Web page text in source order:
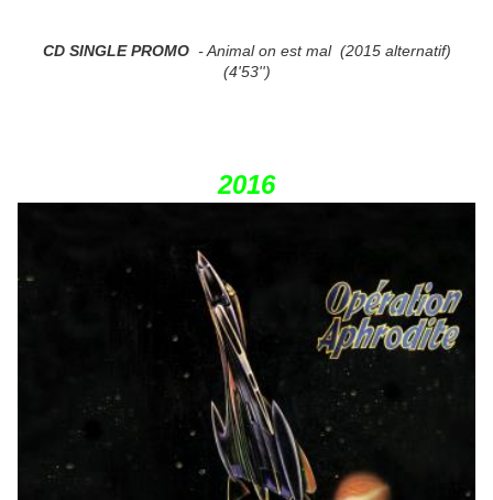
CD SINGLE PROMO - Animal on est mal (2015 alternatif)
(4'53'')
2016